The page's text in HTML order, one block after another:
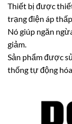
Thiết bị được
trạng điện áp
Nó giúp ngăn
giảm.
Sản phẩm được
thống tự động